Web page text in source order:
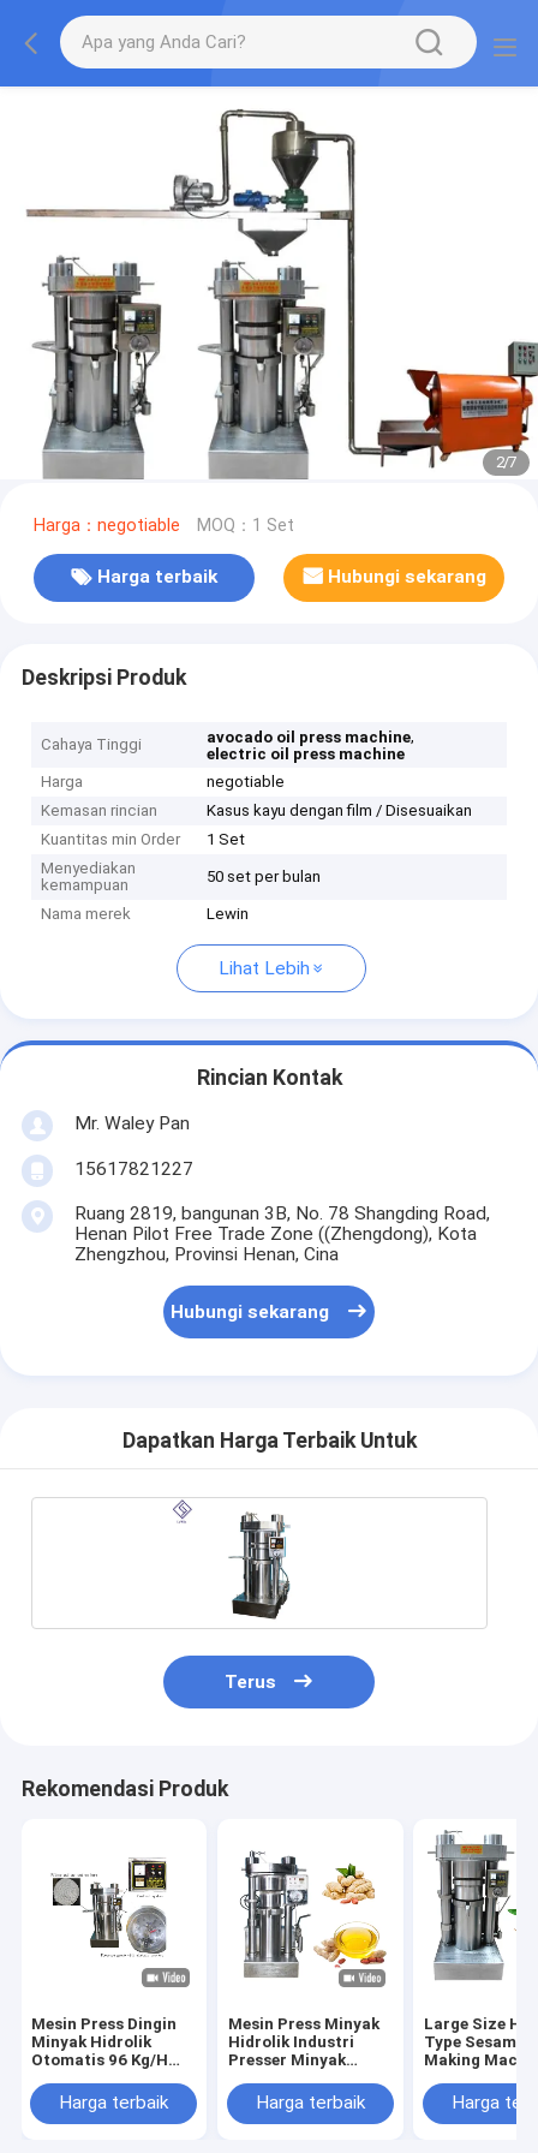
2/7
Harga：negotiable MOQ：1 Set
Harga terbaik Hubungi sekarang
Deskripsi Produk
Cahaya Tinggi avocado oil press machine,
electric oil press machine
Harga
negotiable
Kemasan rincian
Kasus kayu dengan film / Disesuaikan
Kuantitas min Order
1 Set
Menyediakan
kemampuan
50 set per bulan
Nama merek Lewin
Lihat Lebih
Rincian Kontak
Mr. Waley Pan
15617821227
Ruang 2819, bangunan 3B, No. 78 Shangding Road,
Henan Pilot Free Trade Zone ((Zhengdong), Kota
Zhengzhou, Provinsi Henan, Cina
Hubungi sekarang
Dapatkan Harga Terbaik Untuk
Terus
Rekomendasi Produk
Mesin Press Dingin
Minyak Hidrolik
Otomatis 96 Kg/H
60 MPaHarga terbaik
Mesin Press Minyak
Hidrolik Industri
Presser Minyak
Kapasitas Batch
Harga terbaik
Large Size
Type Sesame
Making
Avocado
Harga